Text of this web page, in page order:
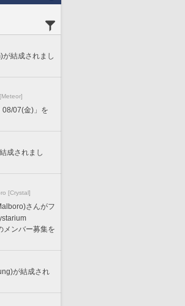
結成されまし
08/07(金)」を
成されまし
[Crystal]
さんがフ
メンバー募集を
が結成され